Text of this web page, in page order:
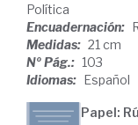
Política
Encuadernación:
Medidas: 21 cm
Nº Pág.: 103
Idiomas: Español
Papel: